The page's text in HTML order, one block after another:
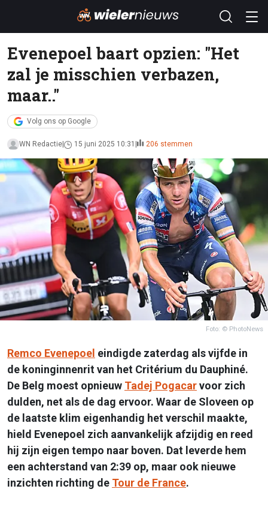
Evenepoel baart opzien: "Het
zal je misschien verbazen,
maar.."
Volg ons op Google
WN Redactie 15 juni 2025 10:31 206 stemmen
Foto: © PhotoNews
Remco Evenepoel eindigde zaterdag als vijfde in
de koninginnenrit van het Critérium du Dauphiné.
De Belg moest opnieuw Tadej Pogacarvoor zich
dulden, net als de dag ervoor. Waar de Sloveen op
de laatste klim eigenhandig het verschil maakte,
hield Evenepoel zich aanvankelijk afzijdig en reed
hij zijn eigen tempo naar boven. Dat leverde hem
een achterstand van 2:39 op, maar ook nieuwe
inzichten richting de Tour de France.